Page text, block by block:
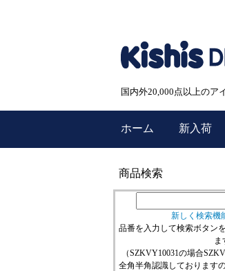
国内外20,000点以上のア
ホーム 新入荷
商品検索
新しく検索機
品番を入力して検索ボタン
ま
（SZKVY10031の場合
全角半角認識しております